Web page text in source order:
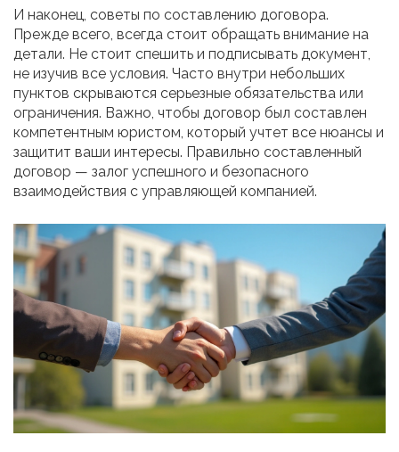
И наконец, советы по составлению договора.
Прежде всего, всегда стоит обращать внимание на
детали. Не стоит спешить и подписывать документ,
не изучив все условия. Часто внутри небольших
пунктов скрываются серьезные обязательства или
ограничения. Важно, чтобы договор был составлен
компетентным юристом, который учтет все нюансы и
защитит ваши интересы. Правильно составленный
договор — залог успешного и безопасного
взаимодействия с управляющей компанией.